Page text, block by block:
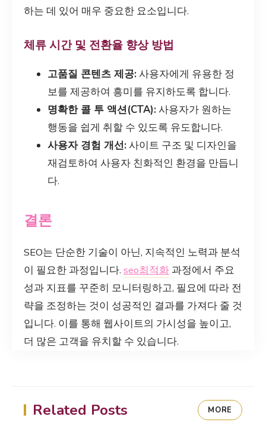
하는 데 있어 매우 중요한 요소입니다.
체류 시간 및 전환율 향상 방법
고품질 콘텐츠 제공: 사용자에게 유용한 정
보를 제공하여 흥미를 유지하도록 합니다.
명확한 콜 투 액션(CTA): 사용자가 원하는
행동을 쉽게 취할 수 있도록 유도합니다.
사용자 경험 개선: 사이트 구조 및 디자인을
재검토하여 사용자 친화적인 환경을 만듭니
다.
결론
SEO는 단순한 기술이 아닌, 지속적인 노력과 분석
이 필요한 과정입니다. seo최적화 과정에서 주요
성과 지표를 꾸준히 모니터링하고, 필요에 따라 전
략을 조정하는 것이 성공적인 결과를 가져다 줄 것
입니다. 이를 통해 웹사이트의 가시성을 높이고,
더 많은 고객을 유치할 수 있습니다.
Related Posts MORE